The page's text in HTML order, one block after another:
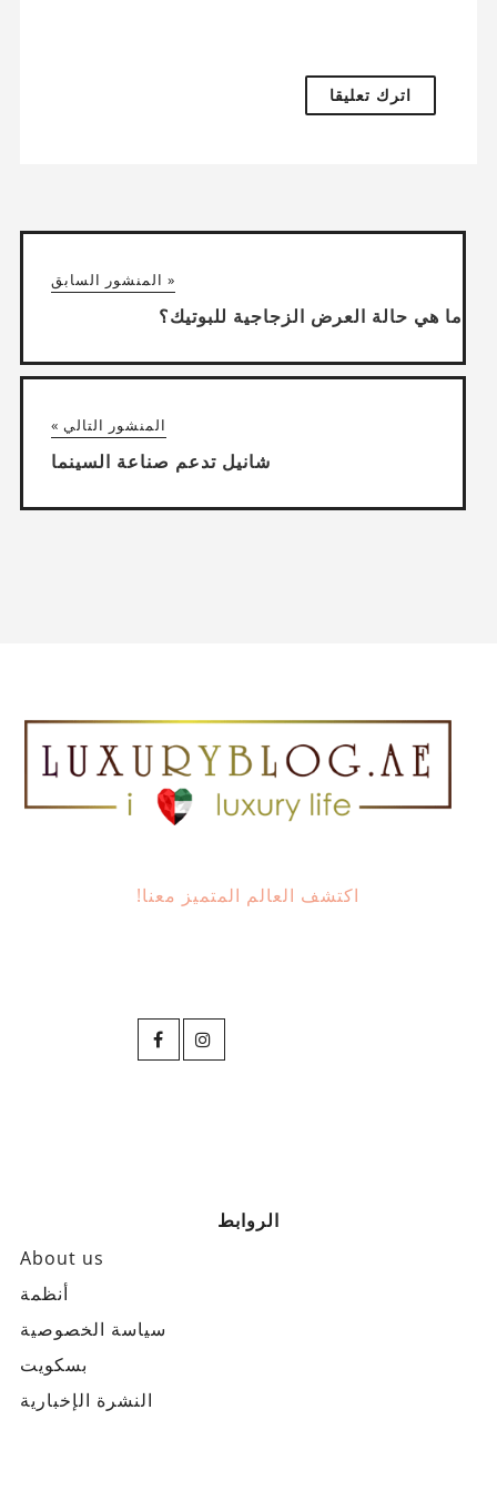
« المنشور السابق
ما هي حالة العرض الزجاجية للبوتيك؟
المنشور التالي »
شانيل تدعم صناعة السينما
اكتشف العالم المتميز معنا!
الروابط
About us
أنظمة
سياسة الخصوصية
بسكويت
النشرة الإخبارية